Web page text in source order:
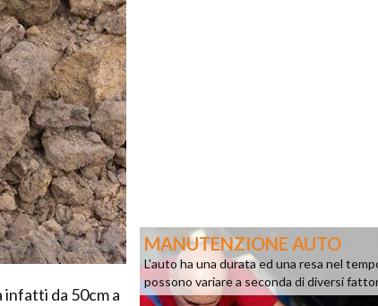
da 50cm a
MANUTENZIONE AUTO
L'auto ha una durata ed una resa nel
possono variare a seconda di diversi